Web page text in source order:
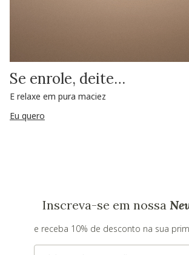
Se enrole, deite…
E relaxe em pura maciez
Eu quero
Inscreva-se em nossa
e receba 10% de desconto na sua
E-mail